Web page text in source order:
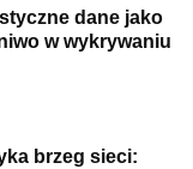
dane jako
w wykrywaniu
brzeg sieci: